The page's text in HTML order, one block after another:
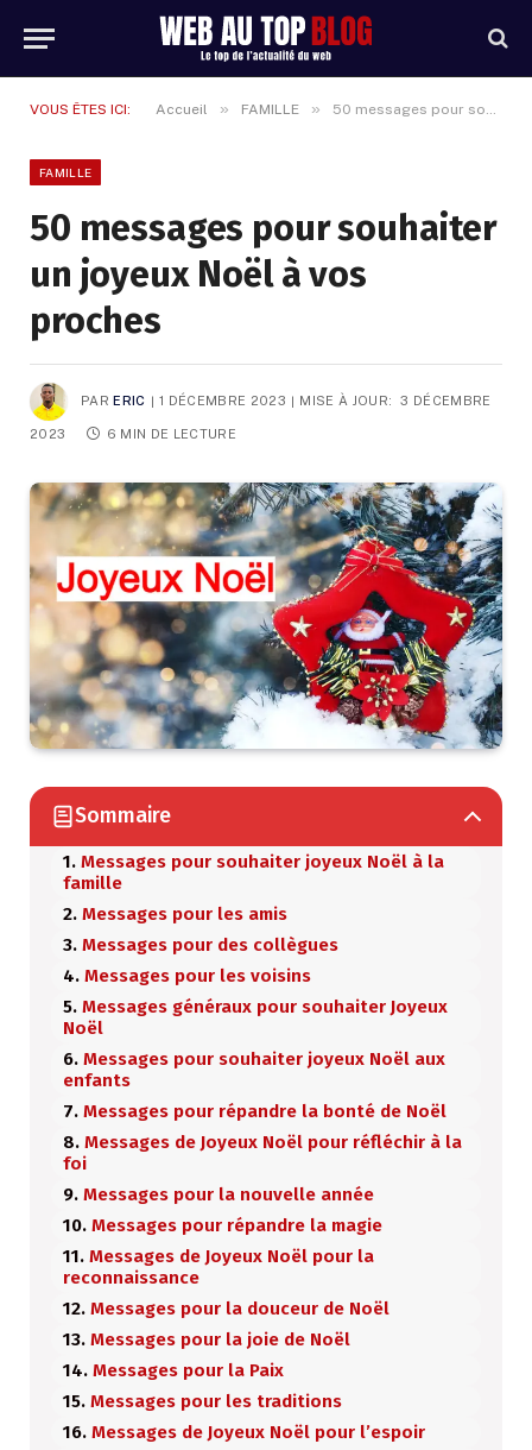
VOUS ÊTES ICI: Accueil » FAMILLE » 50 messages pour souhaiter un joyeux Noël à vos proches
FAMILLE
50 messages pour souhaiter
un joyeux Noël à vos
proches
PAR ERIC 1 DÉCEMBRE 2023 MISE À JOUR: 3 DÉCEMBRE
2023 6 MIN DE LECTURE
Sommaire
Messages pour souhaiter joyeux Noël à la
famille
Messages pour les amis
Messages pour des collègues
Messages pour les voisins
Messages généraux pour souhaiter Joyeux
Noël
Messages pour souhaiter joyeux Noël aux
enfants
Messages pour répandre la bonté de Noël
Messages de Joyeux Noël pour réfléchir à la
foi
Messages pour la nouvelle année
Messages pour répandre la magie
Messages de Joyeux Noël pour la
reconnaissance
Messages pour la douceur de Noël
Messages pour la joie de Noël
Messages pour la Paix
Messages pour les traditions
Messages de Joyeux Noël pour l’espoir